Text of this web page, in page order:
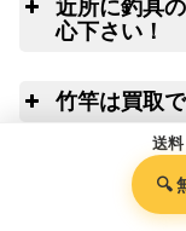
いただけます
ていても処分
近所に釣具
心下さい！
ースの無料配
竹竿は買取
電話で査定
送
🔍